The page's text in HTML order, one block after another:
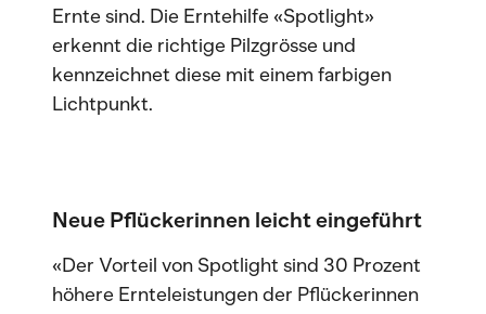
Ernte sind. Die Erntehilfe «Spotlight»
erkennt die richtige Pilzgrösse und
kennzeichnet diese mit einem farbigen
Lichtpunkt.
Neue Pflückerinnen leicht eingeführt
«Der Vorteil von Spotlight sind 30 Prozent
höhere Ernteleistungen der Pflückerinnen